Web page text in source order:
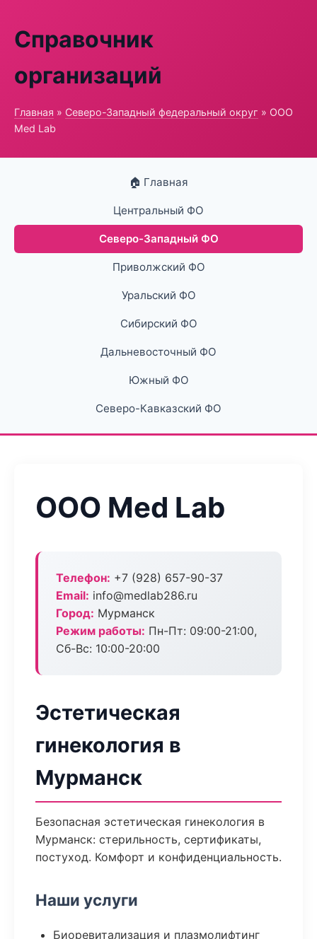
Справочник
организаций
Главная » Северо-Западный федеральный округ » ООО
Med Lab
🏠 Главная
Центральный ФО
Северо-Западный ФО
Приволжский ФО
Уральский ФО
Сибирский ФО
Дальневосточный ФО
Южный ФО
Северо-Кавказский ФО
ООО Med Lab
Телефон: +7 (928) 657-90-37
Email: info@medlab286.ru
Город: Мурманск
Режим работы: Пн-Пт: 09:00-21:00,
Сб-Вс: 10:00-20:00
Эстетическая
гинекология в
Мурманск
Безопасная эстетическая гинекология в
Мурманск: стерильность, сертификаты,
постуход. Комфорт и конфиденциальность.
Наши услуги
Биоревитализация и плазмолифтинг